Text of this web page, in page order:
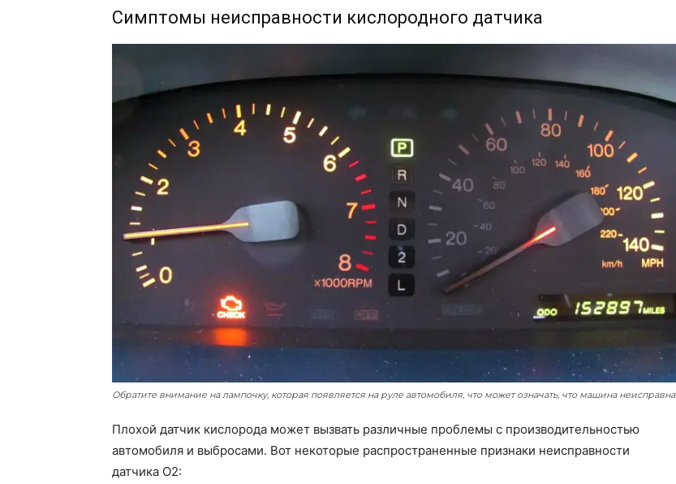
Симптомы неисправности кислородного датчика
Обратите внимание на лампочку, которая появляется на руле автомобиля, что может означать, что машина неисправна
Плохой датчик кислорода может вызвать различные проблемы с производительностью
автомобиля и выбросами. Вот некоторые распространенные признаки неисправности
датчика O2: